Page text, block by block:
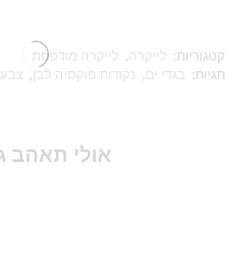
קטגוריות: לייקרה, לייקרה מודפסת
תגיות:
בגדי ים, נקודות פוקסיה לבן ,
אולי תאהב